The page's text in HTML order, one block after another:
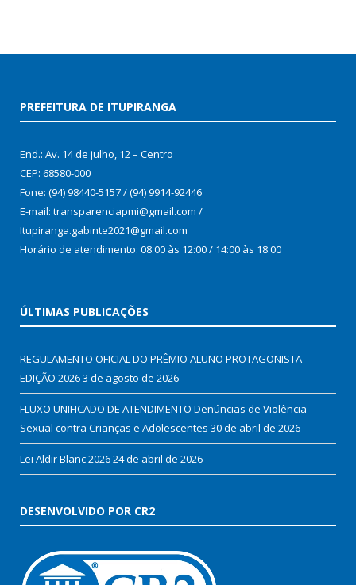
PREFEITURA DE ITUPIRANGA
End.: Av. 14 de julho, 12 – Centro
CEP: 68580-000
Fone: (94) 98440-5157 / (94) 9914-92446
E-mail: transparenciapmi@gmail.com /
Itupiranga.gabinte2021@gmail.com
Horário de atendimento: 08:00 às 12:00 / 14:00 às 18:00
ÚLTIMAS PUBLICAÇÕES
REGULAMENTO OFICIAL DO PRÊMIO ALUNO PROTAGONISTA –
EDIÇÃO 20263 de agosto de 2026
FLUXO UNIFICADO DE ATENDIMENTO Denúncias de Violência
Sexual contra Crianças e Adolescentes 30 de abril de 2026
Lei Aldir Blanc 202624 de abril de 2026
DESENVOLVIDO POR CR2